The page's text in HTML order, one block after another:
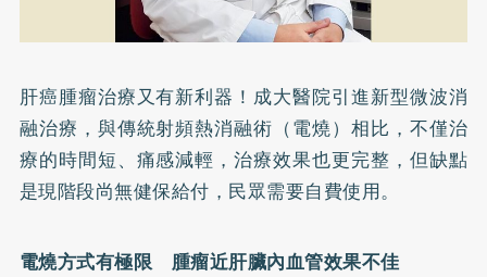
肝癌腫瘤治療又有新利器！成大醫院引進新型微波消
融治療，與傳統射頻熱消融術（電燒）相比，不僅治
療的時間短、痛感減輕，治療效果也更完整，但缺點
是現階段尚無健保給付，民眾需要自費使用。
電燒方式有極限 腫瘤近肝臟內血管效果不佳